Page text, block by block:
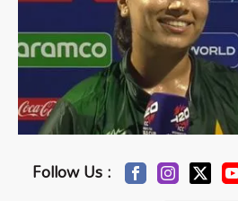
Follow Us :